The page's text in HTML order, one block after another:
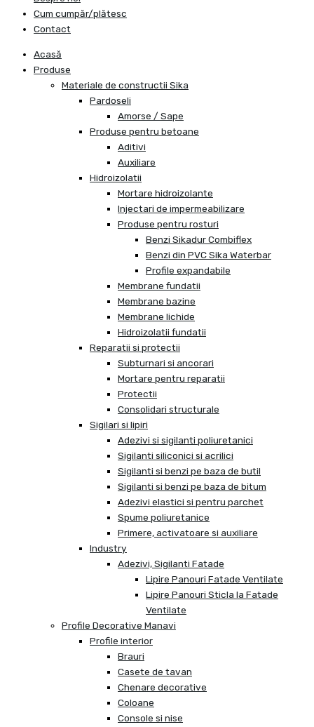
Cum cumpăr/plătesc
Contact
Acasă
Produse
Materiale de constructii Sika
Pardoseli
Amorse / Sape
Produse pentru betoane
Aditivi
Auxiliare
Hidroizolatii
Mortare hidroizolante
Injectari de impermeabilizare
Produse pentru rosturi
Benzi Sikadur Combiflex
Benzi din PVC Sika Waterbar
Profile expandabile
Membrane fundatii
Membrane bazine
Membrane lichide
Hidroizolatii fundatii
Reparatii si protectii
Subturnari si ancorari
Mortare pentru reparatii
Protectii
Consolidari structurale
Sigilari si lipiri
Adezivi si sigilanti poliuretanici
Sigilanti siliconici si acrilici
Sigilanti si benzi pe baza de butil
Sigilanti si benzi pe baza de bitum
Adezivi elastici si pentru parchet
Spume poliuretanice
Primere, activatoare si auxiliare
Industry
Adezivi, Sigilanti Fatade
Lipire Panouri Fatade Ventilate
Lipire Panouri Sticla la Fatade
Ventilate
Profile Decorative Manavi
Profile interior
Brauri
Casete de tavan
Chenare decorative
Coloane
Console si nise